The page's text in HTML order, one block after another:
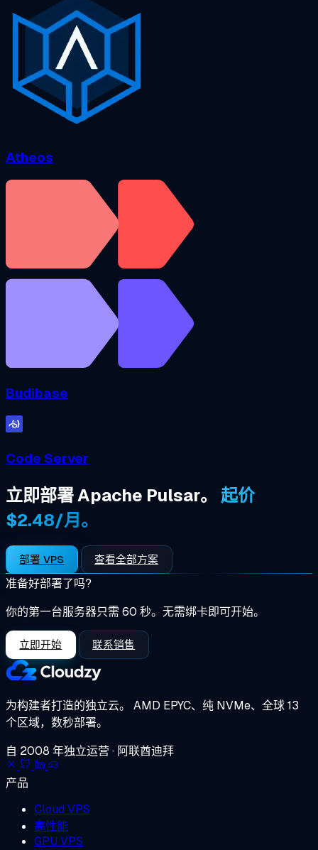
Atheos
Budibase
Code Server
立即部署 Apache Pulsar。 起价
$2.48/月。
部署 VPS 查看全部方案
准备好部署了吗?
你的第一台服务器只需 60 秒。无需绑卡即可开始。
立即开始 联系销售
为构建者打造的独立云。 AMD EPYC、纯 NVMe、全球 13
个区域，数秒部署。
自 2008 年独立运营 · 阿联酋迪拜
产品
Cloud VPS
高性能
GPU VPS